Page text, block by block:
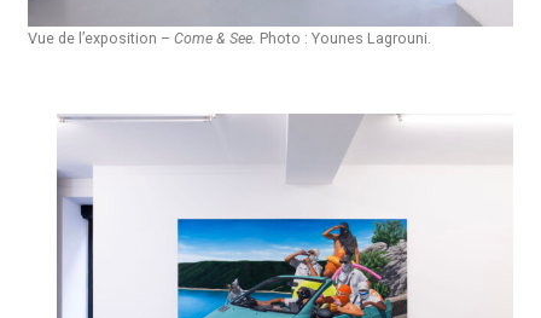
Vue de l’exposition – Come & See. Photo : Younes Lagrouni.